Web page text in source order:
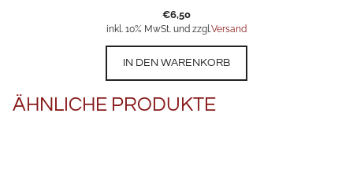
€6,50
inkl. 10% MwSt. und zzgl.Versand
IN DEN WARENKORB
ÄHNLICHE PRODUKTE